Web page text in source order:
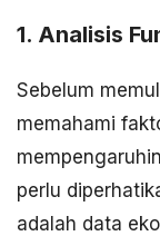
1. Analisis
Sebelum
memahami
perlu
adalah data